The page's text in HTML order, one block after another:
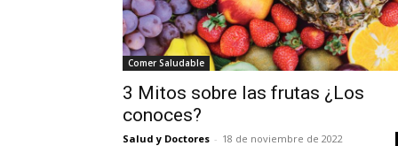
Comer Saludable
3 Mitos sobre las frutas ¿Los
conoces?
Salud y Doctores - 18 de noviembre de 2022